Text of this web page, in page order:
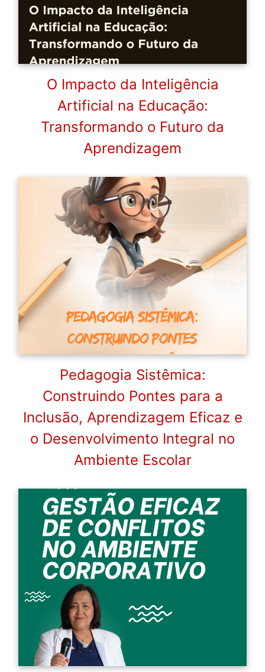
O Impacto da Inteligência
Artificial na Educação:
Transformando o Futuro da
Aprendizagem
Pedagogia Sistêmica:
Construindo Pontes para a
Inclusão, Aprendizagem Eficaz e
o Desenvolvimento Integral no
Ambiente Escolar